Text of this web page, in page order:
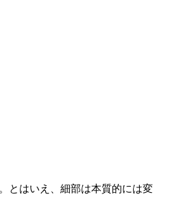
とはいえ、細部は本質的には変